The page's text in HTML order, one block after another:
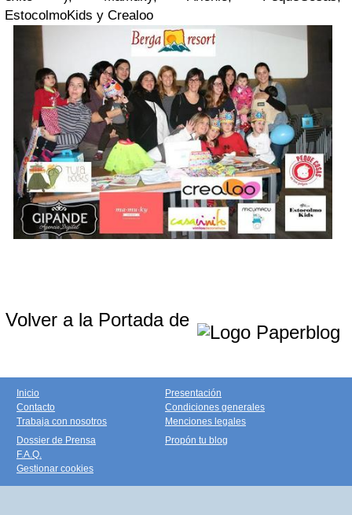
EstocolmoKids y Crealoo
Volver a la Portada de
Inicio
Contacto
Trabaja con nosotros
Presentación
Condiciones generales
Menciones legales
Dossier de Prensa
F.A.Q.
Gestionar cookies
Propón tu blog